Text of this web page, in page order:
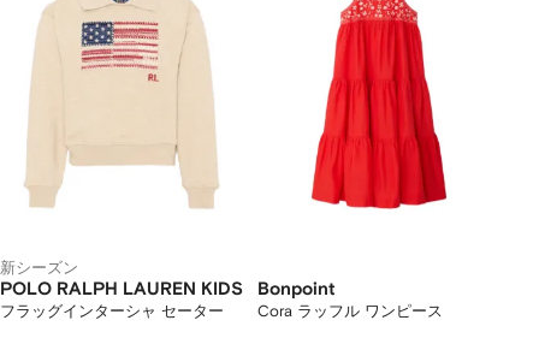
新シーズン
POLO RALPH LAUREN KIDS
フラッグインターシャ セーター
Bonpoint
Cora ラッフル ワンピース